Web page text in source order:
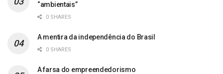
“ambientais”
0 SHARES
A mentira da independência do Brasil
0 SHARES
A farsa do empreendedorismo